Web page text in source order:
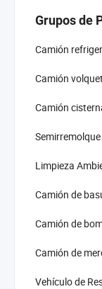
Grupos de
Camión
Camión
Camión
Semirremolque
Limpieza
Camión de
Camión de
Camión de
Vehículo de